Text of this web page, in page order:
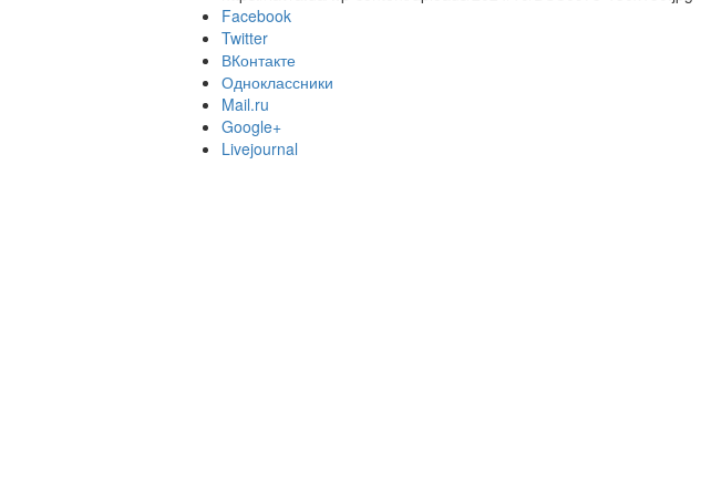
Facebook
Twitter
ВКонтакте
Одноклассники
Mail.ru
Google+
Livejournal